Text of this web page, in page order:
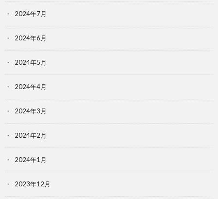
2024年7月
2024年6月
2024年5月
2024年4月
2024年3月
2024年2月
2024年1月
2023年12月